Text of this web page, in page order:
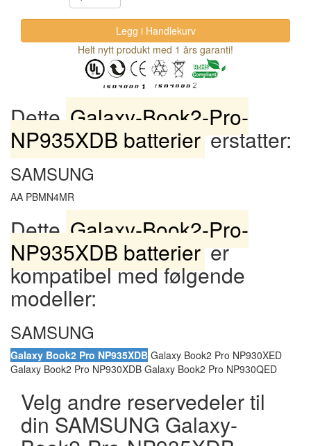
Helt nytt produkt med 1 års garanti!
DetteGalaxy-Book2-Pro-
NP935XDB batteriererstatter:
SAMSUNG
AA PBMN4MR
DetteGalaxy-Book2-Pro-
NP935XDB batterierer
kompatibel med følgende
modeller:
SAMSUNG
Galaxy Book2 Pro NP935XDB Galaxy Book2 Pro NP930XED
Galaxy Book2 Pro NP930XDB Galaxy Book2 Pro NP930QED
Velg andre reservedeler til
din SAMSUNG Galaxy-